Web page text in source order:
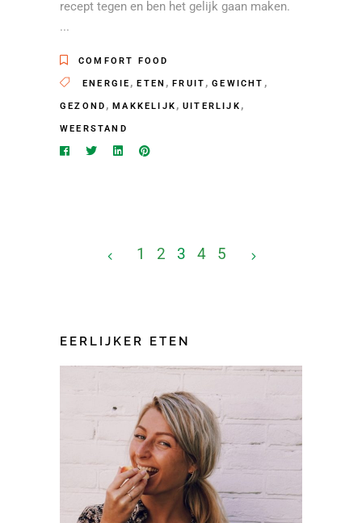
recept tegen en ben het gelijk gaan maken.
COMFORT FOOD
ENERGIE ,ETEN ,FRUIT ,GEWICHT ,
GEZOND ,MAKKELIJK ,UITERLIJK ,
WEERSTAND
1 2 3 4 5
EERLIJKER ETEN